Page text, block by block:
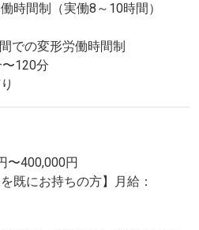
時間制（実働8～10時間）
での変形労働時間制
120分
〜400,000円
既にお持ちの方】月給：